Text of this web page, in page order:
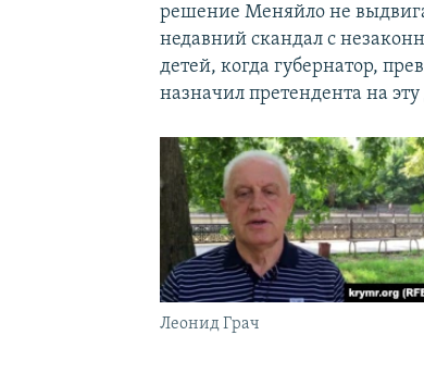
решение Меняйло не
недавний скандал с
детей, когда губернатор,
назначил претендента на
Леонид Грач